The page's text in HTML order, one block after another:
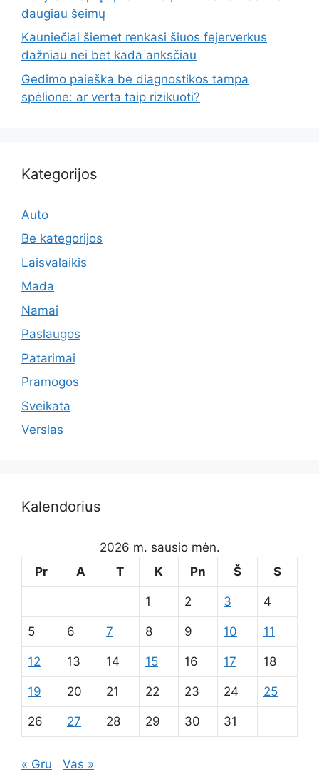
daugiau šeimų
Kauniečiai šiemet renkasi šiuos fejerverkus
dažniau nei bet kada anksčiau
Gedimo paieška be diagnostikos tampa
spėlione: ar verta taip rizikuoti?
Kategorijos
Auto
Be kategorijos
Laisvalaikis
Mada
Namai
Paslaugos
Patarimai
Pramogos
Sveikata
Verslas
Kalendorius
2026 m. sausio mėn.
Pr
A T K Pn Š S
1 2 3 4
5 6 7 8 9 10 11
12 13 14 15 16 17 18
19 20 21 22 23 24 25
26 27 28 29 30 31
« Gru Vas »